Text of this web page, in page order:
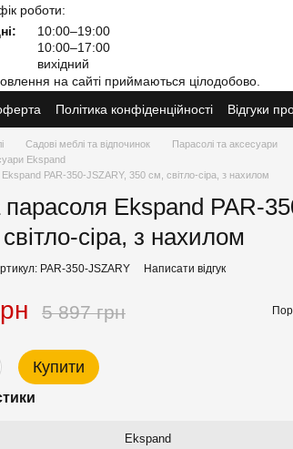
роботи:
10:00–19:00
10:00–17:00
вихідний
на сайті приймаються цілодобово.
Політика конфіденційності Відгуки
Садові меблі та відпочинок
Парасолі та аксесуари
Ekspand
PAR-350-JSZARY, 350 см, світло-сіра, з нахилом
Ekspand PAR-
сіра, з нахилом
PAR-350-JSZARY Написати відгук
5 897 грн
Купити
Ekspand